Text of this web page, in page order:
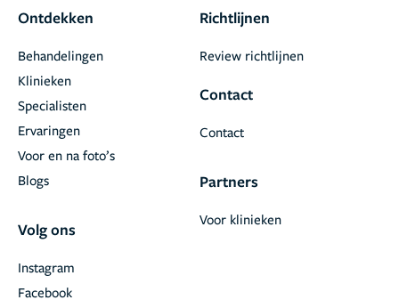
Ontdekken
Behandelingen
Klinieken
Specialisten
Ervaringen
Voor en na foto’s
Blogs
Volg ons
Facebook
Instagram
Richtlijnen
Review richtlijnen
Contact
Contact
Partners
Voor klinieken